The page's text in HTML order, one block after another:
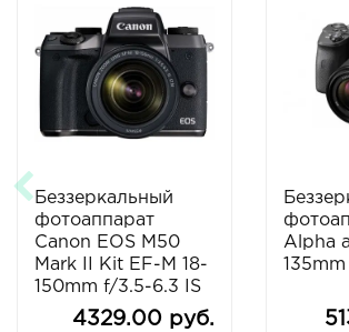
Беззеркальный
фотоаппарат
Canon EOS M50
Mark II Kit EF-M 18-
150mm f/3.5-6.3 IS
STM (черный)
4329.00 руб.
Alpha